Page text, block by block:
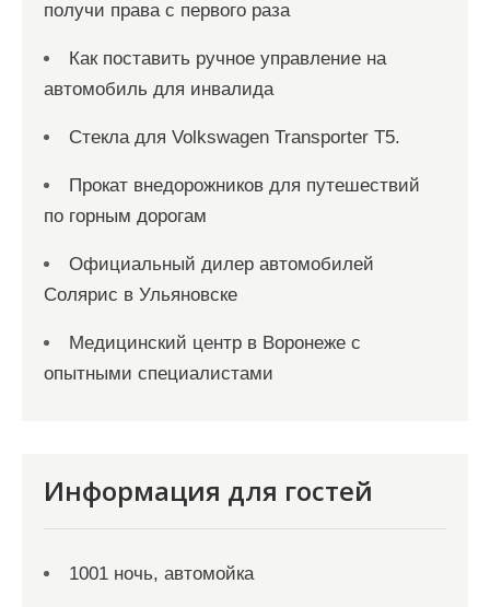
получи права с первого раза
Как поставить ручное управление на
автомобиль для инвалида
Стекла для Volkswagen Transporter T5.
Прокат внедорожников для путешествий
по горным дорогам
Официальный дилер автомобилей
Солярис в Ульяновске
Медицинский центр в Воронеже с
опытными специалистами
Информация для гостей
1001 ночь, автомойка